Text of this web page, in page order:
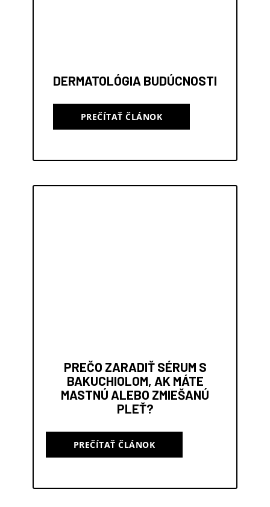
DERMATOLÓGIA BUDÚCNOSTI
PREČÍTAŤ ČLÁNOK
PREČO ZARADIŤ SÉRUM S
BAKUCHIOLOM, AK MÁTE
MASTNÚ ALEBO ZMIEŠANÚ
PLEŤ?
PREČÍTAŤ ČLÁNOK